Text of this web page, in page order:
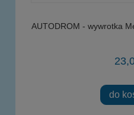
AUTODROM - wywrotka
do